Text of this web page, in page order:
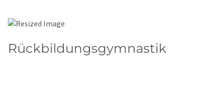
Rückbildungsgymnastik